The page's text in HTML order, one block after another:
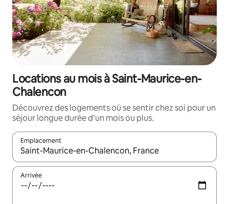
Locations au mois à Saint-Maurice-en-
Chalencon
Découvrez des logements où se sentir chez soi pour un
séjour longue durée d’un mois ou plus.
Emplacement
Quand les résultats sont affichés, parcourez-les en utilisant
Arrivée